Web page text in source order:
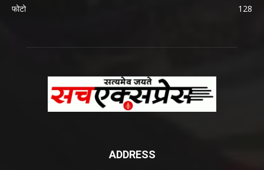
फोटो
128
ADDRESS